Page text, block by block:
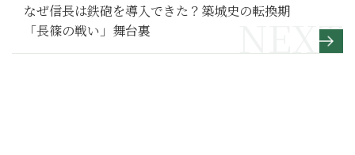
なぜ信長は鉄砲を導入できた？築城史の転換期
「長篠の戦い」舞台裏